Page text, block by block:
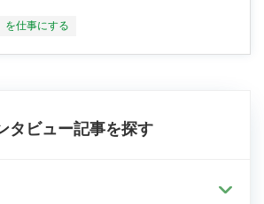
を仕事にする
タビュー記事を探す